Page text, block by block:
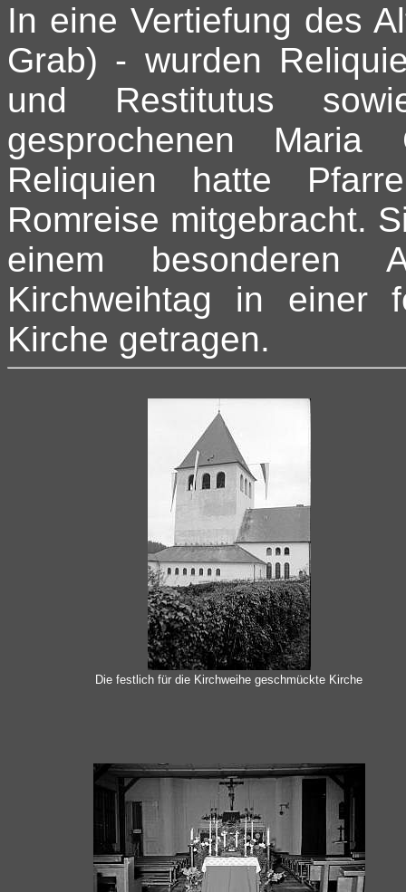
In eine Vertiefung des
Grab) - wurden
und Restitutus
gesprochenen Maria
Reliquien hatte
Romreise mitgebracht.
einem besonderen
Kirchweihtag in einer
Kirche getragen.
Die festlich für die Kirchweihe geschmückte Kirche